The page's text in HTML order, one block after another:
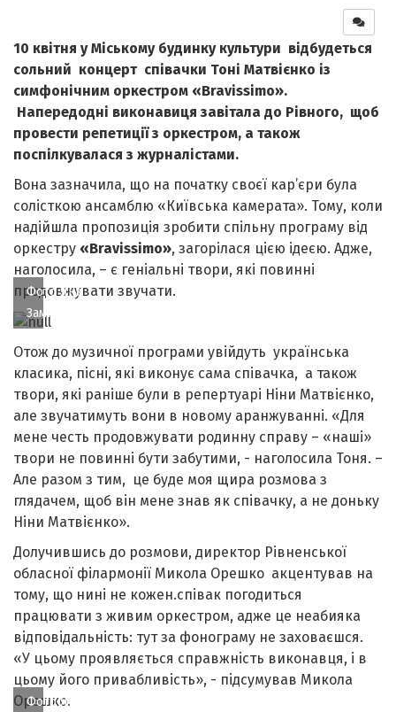
10 квітня у Міському будинку культури відбудеться
сольний концерт співачки Тоні Матвієнко із
симфонічним оркестром «Bravissimo».
Напередодні виконавиця завітала до Рівного, щоб
провести репетиції з оркестром, а також
поспілкувалася з журналістами.
Вона зазначила, що на початку своєї кар’єри була
солісткою ансамблю «Київська камерата». Тому, коли
надійшла пропозиція зробити спільну програму від
оркестру «Bravissimo», загорілася цією ідеєю. Адже,
наголосила, – є геніальні твори, які повинні
продовжувати звучати.
Фото Яни
Замкової
Отож до музичної програми увійдуть українська
класика, пісні, які виконує сама співачка, а також
твори, які раніше були в репертуарі Ніни Матвієнко,
але звучатимуть вони в новому аранжуванні. «Для
мене честь продовжувати родинну справу – «наші»
твори не повинні бути забутими, - наголосила Тоня. –
Але разом з тим, це буде моя щира розмова з
глядачем, щоб він мене знав як співачку, а не доньку
Ніни Матвієнко».
Долучившись до розмови, директор Рівненської
обласної філармонії Микола Орешко акцентував на
тому, що нині не кожен.співак погодиться
працювати з живим оркестром, адже це неабияка
відповідальність: тут за фонограму не заховаєшся.
«У цьому проявляється справжність виконавця, і в
цьому його привабливість», - підсумував Микола
Орешко.
Фото Яни